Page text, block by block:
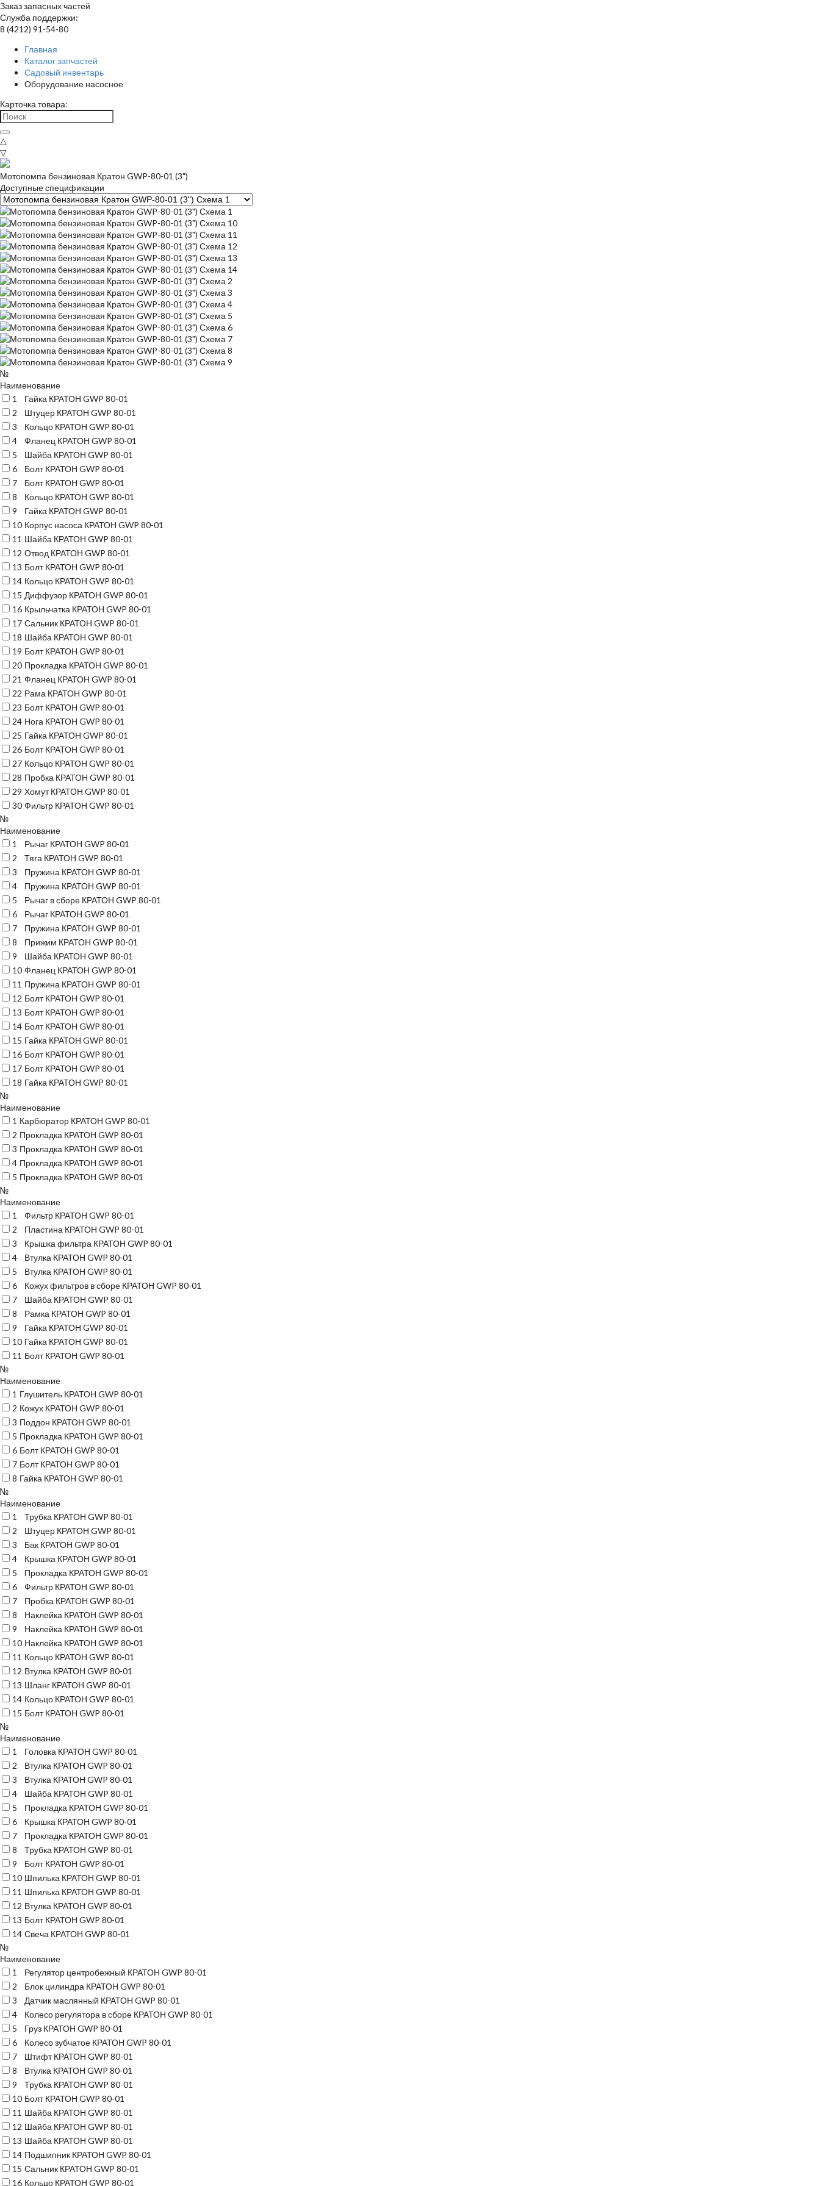
Заказ запасных частей
Служба поддержки:
8 (4212) 91-54-80
Главная
Каталог запчастей
Садовый инвентарь
Оборудование насосное
Карточка товара:
△
▽
Мотопомпа бензиновая Кратон GWP-80-01 (3")
Доступные спецификации
№
Наименование
1
Гайка КРАТОН GWP 80-01
2
Штуцер КРАТОН GWP 80-01
3
Кольцо КРАТОН GWP 80-01
4
Фланец КРАТОН GWP 80-01
5
Шайба КРАТОН GWP 80-01
6
Болт КРАТОН GWP 80-01
7
Болт КРАТОН GWP 80-01
8
Кольцо КРАТОН GWP 80-01
9
Гайка КРАТОН GWP 80-01
10 Корпус насоса КРАТОН GWP 80-01
11 Шайба КРАТОН GWP 80-01
12 Отвод КРАТОН GWP 80-01
13 Болт КРАТОН GWP 80-01
14 Кольцо КРАТОН GWP 80-01
15 Диффузор КРАТОН GWP 80-01
16 Крыльчатка КРАТОН GWP 80-01
17 Сальник КРАТОН GWP 80-01
18 Шайба КРАТОН GWP 80-01
19 Болт КРАТОН GWP 80-01
20 Прокладка КРАТОН GWP 80-01
21 Фланец КРАТОН GWP 80-01
22 Рама КРАТОН GWP 80-01
23 Болт КРАТОН GWP 80-01
24 Нога КРАТОН GWP 80-01
25 Гайка КРАТОН GWP 80-01
26 Болт КРАТОН GWP 80-01
27 Кольцо КРАТОН GWP 80-01
28 Пробка КРАТОН GWP 80-01
29 Хомут КРАТОН GWP 80-01
30 Фильтр КРАТОН GWP 80-01
№
Наименование
1
Рычаг КРАТОН GWP 80-01
2
Тяга КРАТОН GWP 80-01
3
Пружина КРАТОН GWP 80-01
4
Пружина КРАТОН GWP 80-01
5
Рычаг в сборе КРАТОН GWP 80-01
6
Рычаг КРАТОН GWP 80-01
7
Пружина КРАТОН GWP 80-01
8
Прижим КРАТОН GWP 80-01
9
Шайба КРАТОН GWP 80-01
10 Фланец КРАТОН GWP 80-01
11 Пружина КРАТОН GWP 80-01
12 Болт КРАТОН GWP 80-01
13 Болт КРАТОН GWP 80-01
14 Болт КРАТОН GWP 80-01
15 Гайка КРАТОН GWP 80-01
16 Болт КРАТОН GWP 80-01
17 Болт КРАТОН GWP 80-01
18 Гайка КРАТОН GWP 80-01
№
Наименование
1 Карбюратор КРАТОН GWP 80-01
2 Прокладка КРАТОН GWP 80-01
3 Прокладка КРАТОН GWP 80-01
4 Прокладка КРАТОН GWP 80-01
5 Прокладка КРАТОН GWP 80-01
№
Наименование
1
Фильтр КРАТОН GWP 80-01
2
Пластина КРАТОН GWP 80-01
3
Крышка фильтра КРАТОН GWP 80-01
4
Втулка КРАТОН GWP 80-01
5
Втулка КРАТОН GWP 80-01
6
Кожух фильтров в сборе КРАТОН GWP 80-01
7
Шайба КРАТОН GWP 80-01
8
Рамка КРАТОН GWP 80-01
9
Гайка КРАТОН GWP 80-01
10 Гайка КРАТОН GWP 80-01
11 Болт КРАТОН GWP 80-01
№
Наименование
1 Глушитель КРАТОН GWP 80-01
2 Кожух КРАТОН GWP 80-01
3 Поддон КРАТОН GWP 80-01
5 Прокладка КРАТОН GWP 80-01
6 Болт КРАТОН GWP 80-01
7 Болт КРАТОН GWP 80-01
8 Гайка КРАТОН GWP 80-01
№
Наименование
1
Трубка КРАТОН GWP 80-01
2
Штуцер КРАТОН GWP 80-01
3
Бак КРАТОН GWP 80-01
4
Крышка КРАТОН GWP 80-01
5
Прокладка КРАТОН GWP 80-01
6
Фильтр КРАТОН GWP 80-01
7
Пробка КРАТОН GWP 80-01
8
Наклейка КРАТОН GWP 80-01
9
Наклейка КРАТОН GWP 80-01
10 Наклейка КРАТОН GWP 80-01
11 Кольцо КРАТОН GWP 80-01
12 Втулка КРАТОН GWP 80-01
13 Шланг КРАТОН GWP 80-01
14 Кольцо КРАТОН GWP 80-01
15 Болт КРАТОН GWP 80-01
№
Наименование
1
Головка КРАТОН GWP 80-01
2
Втулка КРАТОН GWP 80-01
3
Втулка КРАТОН GWP 80-01
4
Шайба КРАТОН GWP 80-01
5
Прокладка КРАТОН GWP 80-01
6
Крышка КРАТОН GWP 80-01
7
Прокладка КРАТОН GWP 80-01
8
Трубка КРАТОН GWP 80-01
9
Болт КРАТОН GWP 80-01
10 Шпилька КРАТОН GWP 80-01
11 Шпилька КРАТОН GWP 80-01
12 Втулка КРАТОН GWP 80-01
13 Болт КРАТОН GWP 80-01
14 Свеча КРАТОН GWP 80-01
№
Наименование
1
Регулятор центробежный КРАТОН GWP 80-01
2
Блок цилиндра КРАТОН GWP 80-01
3
Датчик маслянный КРАТОН GWP 80-01
4
Колесо регулятора в сборе КРАТОН GWP 80-01
5
Груз КРАТОН GWP 80-01
6
Колесо зубчатое КРАТОН GWP 80-01
7
Штифт КРАТОН GWP 80-01
8
Втулка КРАТОН GWP 80-01
9
Трубка КРАТОН GWP 80-01
10 Болт КРАТОН GWP 80-01
11 Шайба КРАТОН GWP 80-01
12 Шайба КРАТОН GWP 80-01
13 Шайба КРАТОН GWP 80-01
14 Подшипник КРАТОН GWP 80-01
15 Сальник КРАТОН GWP 80-01
16 Кольцо КРАТОН GWP 80-01